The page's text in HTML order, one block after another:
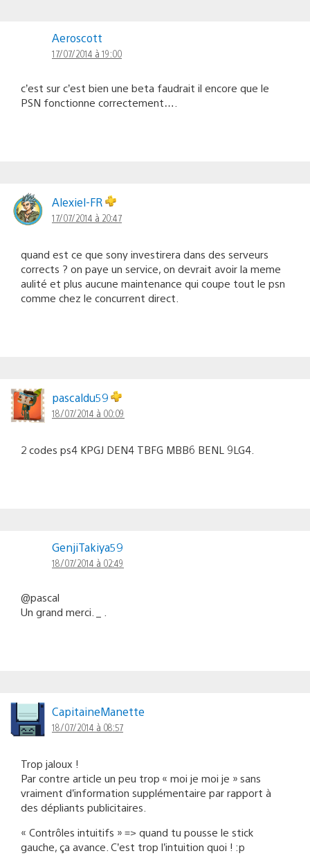
Aeroscott
17/07/2014 à 19:00
c’est sur c’est bien une beta faudrait il encore que le
PSN fonctionne correctement….
Alexiel-FR
17/07/2014 à 20:47
quand est ce que sony investirera dans des serveurs
corrects ? on paye un service, on devrait avoir la meme
aulité et plus aucune maintenance qui coupe tout le psn
comme chez le concurrent direct.
pascaldu59
18/07/2014 à 00:09
2 codes ps4 KPGJ DEN4 TBFG MBB6 BENL 9LG4.
GenjiTakiya59
18/07/2014 à 02:49
@pascal
Un grand merci. _ .
CapitaineManette
18/07/2014 à 08:57
Trop jaloux !
Par contre article un peu trop « moi je moi je » sans
vraiment d’information supplémentaire par rapport à
des dépliants publicitaires.
« Contrôles intuitifs » => quand tu pousse le stick
gauche, ça avance. C’est trop l’intuition quoi ! :p